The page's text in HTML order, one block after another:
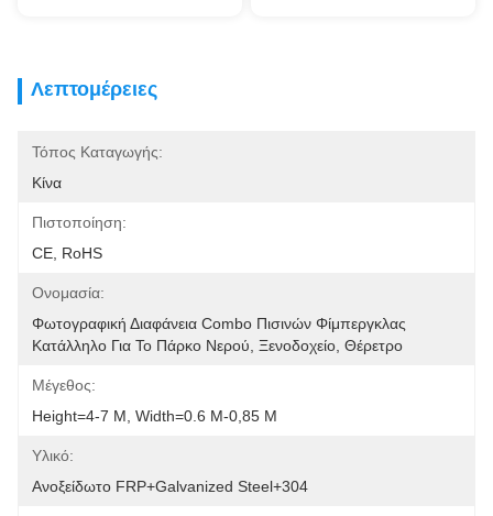
Λεπτομέρειες
Τόπος Καταγωγής:
Κίνα
Πιστοποίηση:
CE, RoHS
Ονομασία:
Φωτογραφική Διαφάνεια Combo Πισινών Φίμπεργκλας
Κατάλληλο Για Το Πάρκο Νερού, Ξενοδοχείο, Θέρετρο
Μέγεθος:
Height=4-7 Μ, Width=0.6 Μ-0,85 Μ
Υλικό:
Ανοξείδωτο FRP+Galvanized Steel+304